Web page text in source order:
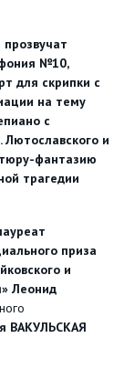
№10,
для скрипки с
на тему
с
Лютославского и
фантазию
трагедии
приза
и
Леонид
ВАКУЛЬСКАЯ